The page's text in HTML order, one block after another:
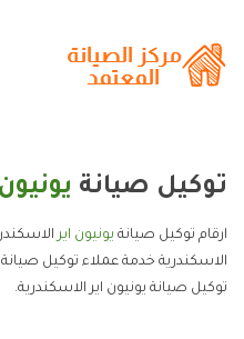
توكيل صيانة
ارقام توكيل صيانة يونيون اير
الاسكندرية خدمة عملاء توكيل
توكيل صيانة يونيون اير الاسكندرية.